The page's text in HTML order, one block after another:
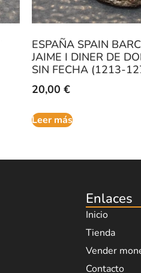
ESPAÑA SPAIN
JAIME I DINER DE
SIN FECHA (1213-
20,00 €
Leer más
Enlaces
Inicio
Tienda
Vender
Contacto